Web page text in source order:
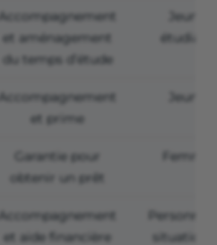
Accompagnement
et aménagement
du temps d’étude
Jeunes
Accompagnement
et prime
Jeunes
Garantie pour
obtenir un prêt
Femmes
Accompagnement
et aide financière
situation